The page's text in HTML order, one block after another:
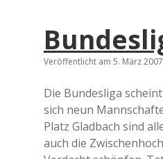
Veröffentlicht am 5. März 2007
Die Bundesliga
sich neun
Platz Gladbach sind
auch die